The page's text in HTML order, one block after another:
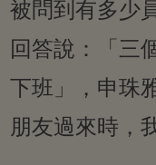
被問到有多少
回答說：「三
下班」，申珠
朋友過來時，